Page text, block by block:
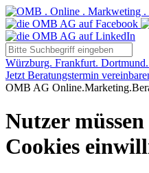
Würzburg. Frankfurt.
Jetzt Beratungstermin
OMB AG
Nutzer
Cookies